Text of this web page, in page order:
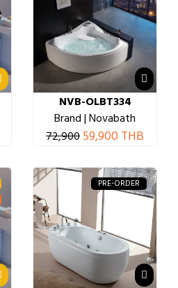
NVB-OLBT334
Brand | Novabath
72,90059,900 THB
PRE-ORDER